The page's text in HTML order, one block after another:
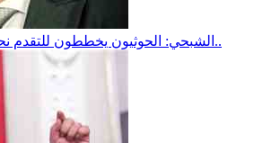
الشبحي: الحوثيون يخططون للتقدم نحو أربع محافظات محررة..